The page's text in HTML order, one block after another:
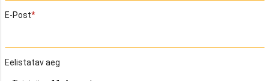
E-Post
Eelistatav aeg